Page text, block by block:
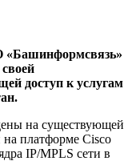
«Башинформсвязь»
доступ к услугам
на существующей
платформе Cisco
IP/MPLS сети в